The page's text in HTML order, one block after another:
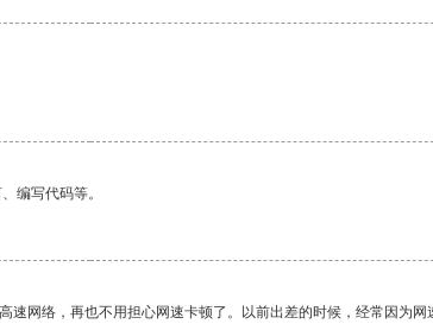
编写代码等。
网络，再也不用担心网速卡顿了。以前出差的时候，经常因为